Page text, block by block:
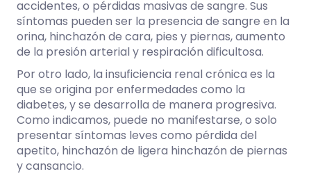
accidentes, o pérdidas masivas de sangre. Sus
síntomas pueden ser la presencia de sangre en la
orina, hinchazón de cara, pies y piernas, aumento
de la presión arterial y respiración dificultosa.
Por otro lado, la insuficiencia renal crónica es la
que se origina por enfermedades como la
diabetes, y se desarrolla de manera progresiva.
Como indicamos, puede no manifestarse, o solo
presentar síntomas leves como pérdida del
apetito, hinchazón de ligera hinchazón de piernas
y cansancio.